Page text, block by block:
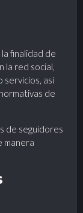
finalidad de
la red social,
servicios, así
de
de seguidores
manera